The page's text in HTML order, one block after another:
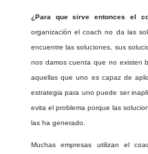
¿Para que sirve entonces el
organización el coach no da las
encuentre las soluciones, sus
nos damos cuenta que no existen
aquellas que uno es capaz de
estrategia para uno puede ser
evita el problema porque las
las ha generado.
Muchas empresas utilizan el